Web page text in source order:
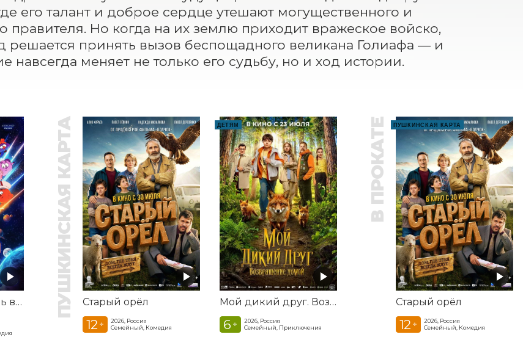
его талант и доброе сердце утешают могущественного и
правителя. Но когда на их землю приходит вражеское войско,
решается принять вызов беспощадного великана Голиафа — и
навсегда меняет не только его судьбу, но и ход истории.
Смешарики сквозь вселенные ПУШКИНСКАЯ КАРТА Старый орёл
12 +
2026, Россия
Семейный, Комедия
ДЕТЯМ
Мой дикий друг. Возвращение домой
6 +
2026, Россия
Семейный, Приключения
В ПРОКАТЕ ПУШКИНСКАЯ КАРТА
Старый орёл
12 +
2026, Россия
Семейный, Комедия